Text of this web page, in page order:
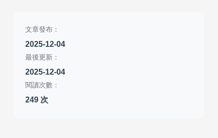
文章發布：
2025-12-04
最後更新：
2025-12-04
閱讀次數：
249 次